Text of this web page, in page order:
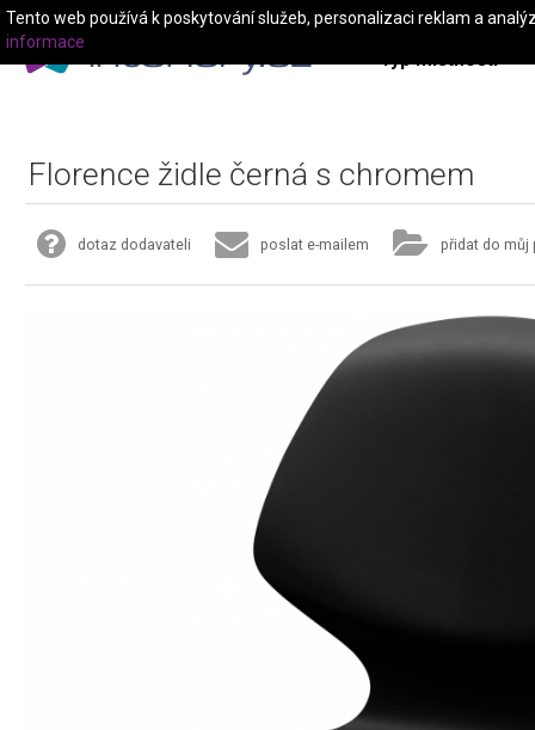
Typ místnosti
Florence židle černá s chromem
dotaz dodavateli poslat e-mailem přidat do můj
Tento web používá k poskytování služeb, personalizaci reklam a
informace